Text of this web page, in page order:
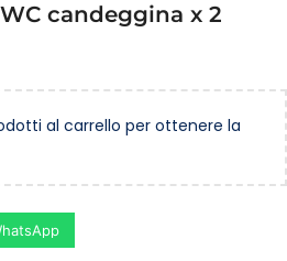
candeggina x 2
al carrello per ottenere la